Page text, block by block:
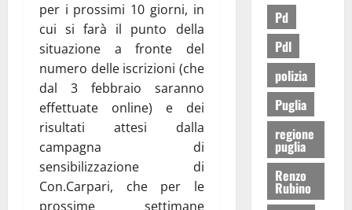
per i prossimi 10 giorni, in
cui si farà il punto della
situazione a fronte del
numero delle iscrizioni (che
dal 3 febbraio saranno
effettuate online) e dei
risultati attesi dalla
campagna di
sensibilizzazione di
Con.Carpari, che per le
prossime settimane
Pd
Pdl
polizia
Puglia
regione
puglia
Renzo
Rubino